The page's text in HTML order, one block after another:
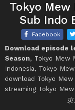
Tokyo
Sub Indo
Facebook
Download episode
Season, Tokyo Mew
Indonesia, Tokyo
download Tokyo
streaming Tokyo